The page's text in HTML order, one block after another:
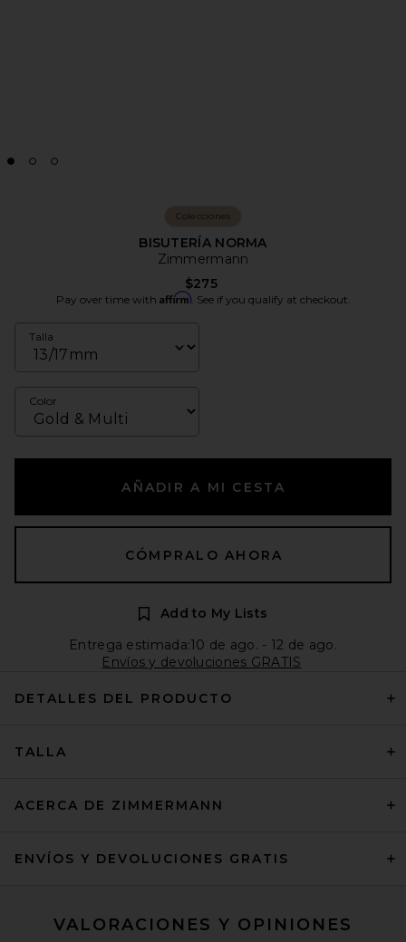
Colecciones
BISUTERÍA NORMA
Zimmermann
$275
Pay over time with Affirm. See if you qualify at checkout.
Talla
Color
AÑADIR A MI CESTA
CÓMPRALO AHORA
Add to My Lists
Entrega estimada:10 de ago. - 12 de ago.
Envíos y devoluciones GRATIS
DETALLES DEL PRODUCTO
TALLA
ACERCA DE ZIMMERMANN
ENVÍOS Y DEVOLUCIONES GRATIS
VALORACIONES Y OPINIONES